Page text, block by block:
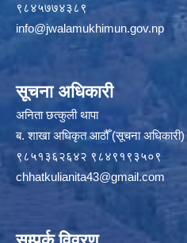
९८४५७७४३८९
info@jwalamukhimun.gov.np
सूचना अधिकारी
अनिता छत्कुली थापा
ब. शाखा अधिकृत आठौँ (सूचना अधिकारी)
९८५१३६२६४२ ९८४९१९३५०९
chhatkulianita43@gmail.com